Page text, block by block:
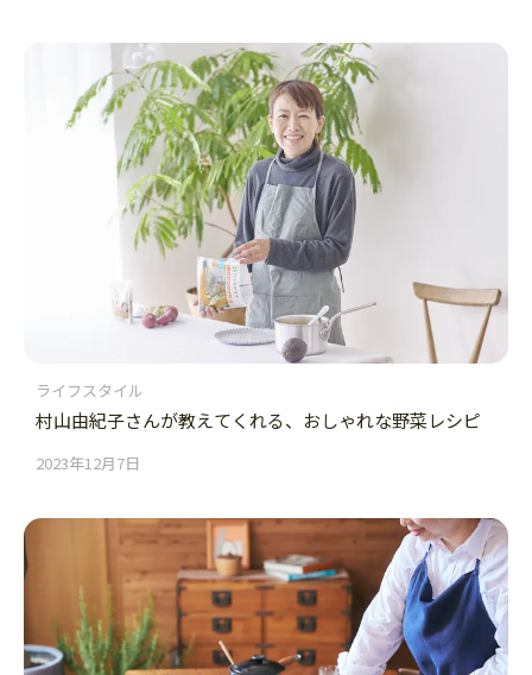
ライフスタイル
村山由紀子さんが教えてくれる、おしゃれな野菜レシピ
2023年12月7日